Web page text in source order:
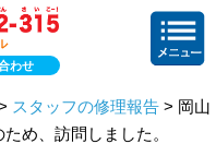
わせ
スタッフの修理報告 > 岡山
め、訪問しました。